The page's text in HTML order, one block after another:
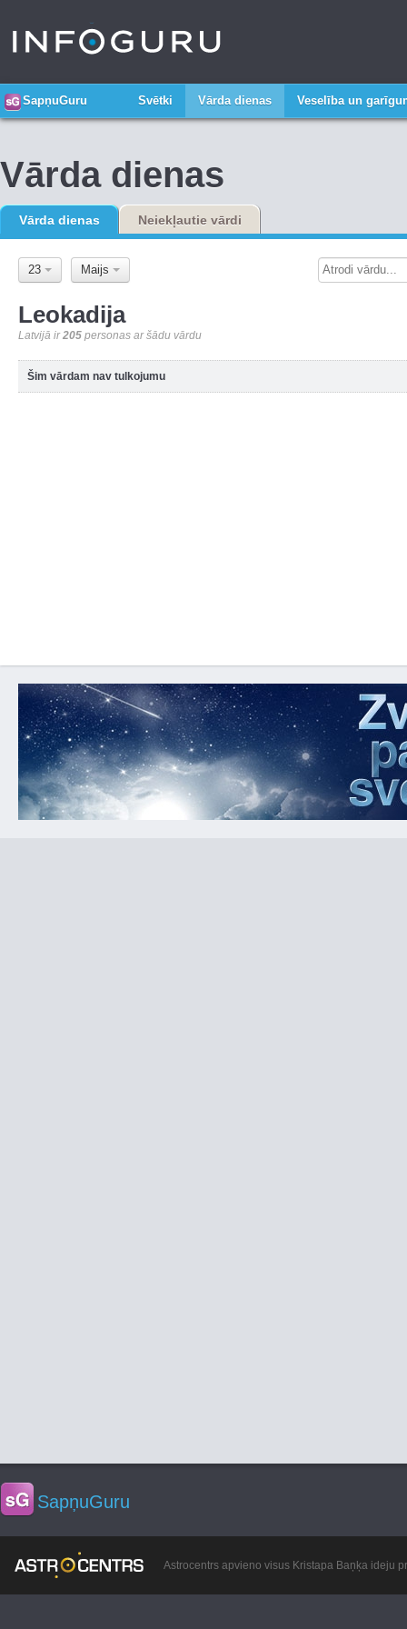
SapņuGuru Svētki Vārda dienas Veselība un
Vārda dienas
Vārda dienas Neiekļautie vārdi
23 Maijs
Leokadija
Latvijā ir205 personas ar šādu vārdu
Šim vārdam nav tulkojumu
SapņuGuru
Astrocentrs apvieno visus Kristapa Baņķa ideju